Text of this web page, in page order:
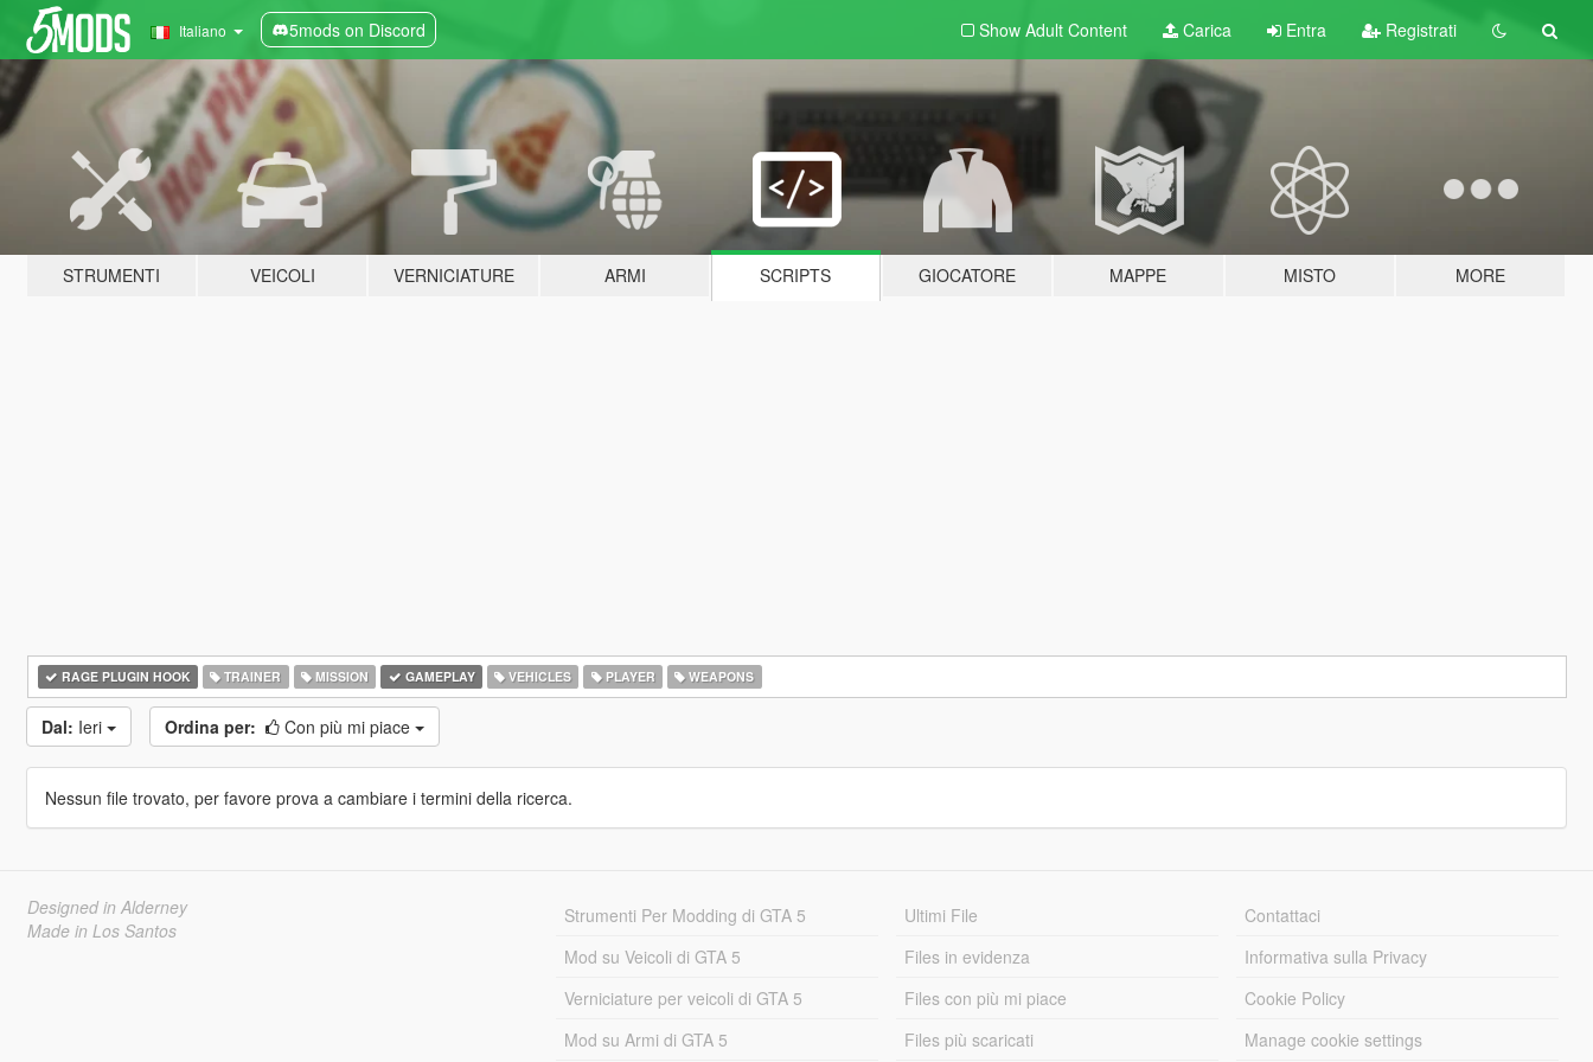
Italiano 5mods on Discord Show Adult Content Carica Entra Registrati
STRUMENTI VEICOLI VERNICIATURE ARMI SCRIPTS GIOCATORE MAPPE MISTO MORE
RAGE PLUGIN HOOK TRAINER MISSION GAMEPLAY VEHICLES PLAYER WEAPONS
Dal: Ieri Ordina per: Con più mi piace
Nessun file trovato, per favore prova a cambiare i termini della ricerca.
Designed in Alderney
Made in Los Santos
Strumenti Per Modding di GTA 5
Mod su Veicoli di GTA 5
Verniciature per veicoli di GTA 5
Mod su Armi di GTA 5
Ultimi File
Files in evidenza
Files con più mi piace
Files più scaricati
Contattaci
Informativa sulla Privacy
Cookie Policy
Manage cookie settings